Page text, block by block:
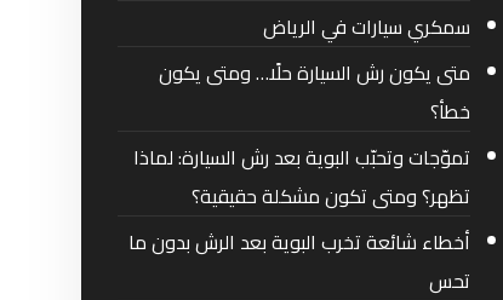
سمكري سيارات في الرياض
متى يكون رش السيارة حلًا… ومتى يكون
خطأ؟
تموّجات وتحبّب البوية بعد رش السيارة: لماذا
تظهر؟ ومتى تكون مشكلة حقيقية؟
أخطاء شائعة تخرب البوية بعد الرش بدون ما
تحس